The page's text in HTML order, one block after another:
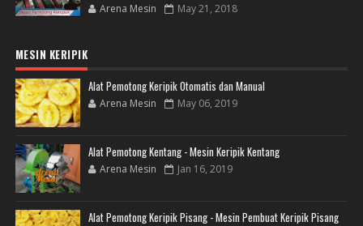
Arena Mesin May 21, 2018
MESIN KERIPIK
Alat Pemotong Keripik Otomatis dan Manual
Arena Mesin May 06, 2019
Alat Pemotong Kentang - Mesin Keripik Kentang
Arena Mesin Jan 16, 2019
Alat Pemotong Keripik Pisang - Mesin Pembuat Keripik Pisang